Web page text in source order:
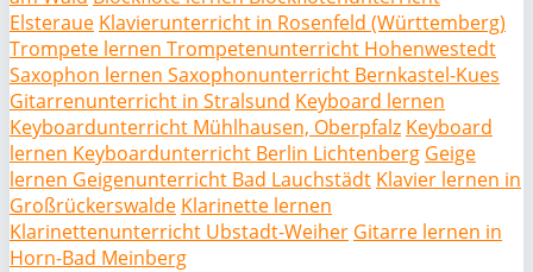
Elsteraue Klavierunterricht in Rosenfeld (Württemberg)
Trompete lernen Trompetenunterricht Hohenwestedt
Saxophon lernen Saxophonunterricht Bernkastel-Kues
Gitarrenunterricht in Stralsund Keyboard lernen
Keyboardunterricht Mühlhausen, Oberpfalz Keyboard
lernen Keyboardunterricht Berlin Lichtenberg Geige
lernen Geigenunterricht Bad Lauchstädt Klavier lernen in
Großrückerswalde Klarinette lernen
Klarinettenunterricht Ubstadt-Weiher Gitarre lernen in
Horn-Bad Meinberg